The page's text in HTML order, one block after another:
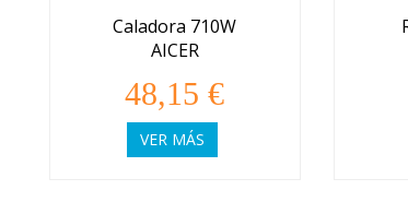
Caladora 710W
AICER
48,15 €
VER MÁS